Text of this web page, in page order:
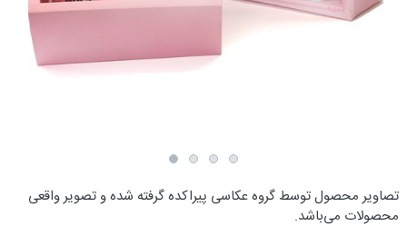
تصاویر محصول توسط گروه عکاسی پیراکده گرفته شده و تصویر واقعی
محصولات می‌باشد.